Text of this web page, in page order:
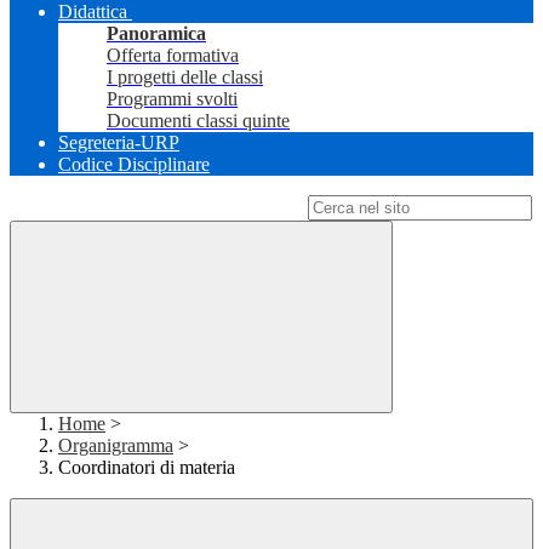
Didattica
Panoramica
Offerta formativa
I progetti delle classi
Programmi svolti
Documenti classi quinte
Segreteria-URP
Codice Disciplinare
Home >
Organigramma >
Coordinatori di materia